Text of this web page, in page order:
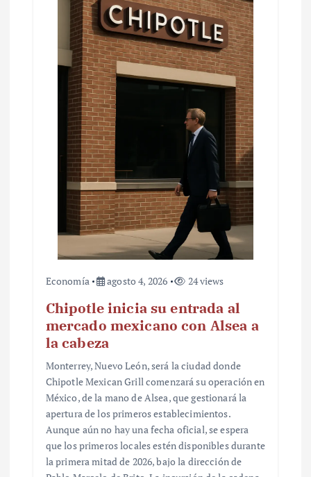
Economía agosto 4, 2026 24 views
Chipotle inicia su entrada al
mercado mexicano con Alsea a
la cabeza
Monterrey, Nuevo León, será la ciudad donde
Chipotle Mexican Grill comenzará su operación en
México, de la mano de Alsea, que gestionará la
apertura de los primeros establecimientos.
Aunque aún no hay una fecha oficial, se espera
que los primeros locales estén disponibles durante
la primera mitad de 2026, bajo la dirección de